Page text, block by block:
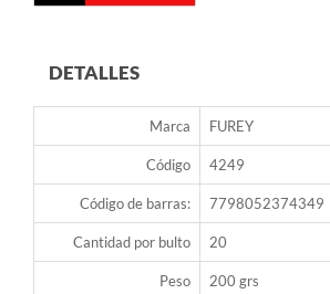
DETALLES
Marca FUREY
Código 4249
Código de barras: 7798052374349
Cantidad por bulto 20
Peso 200 grs